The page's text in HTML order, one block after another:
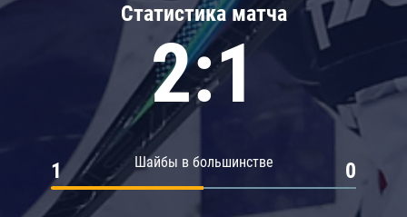
Статистика матча
2:1
Шайбы в большинстве
1 0